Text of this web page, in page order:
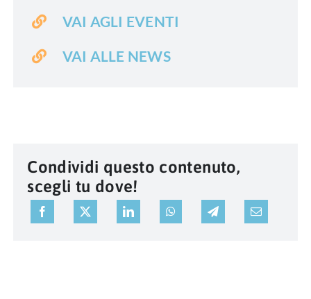
VAI AGLI EVENTI
VAI ALLE NEWS
Condividi questo contenuto,
scegli tu dove!